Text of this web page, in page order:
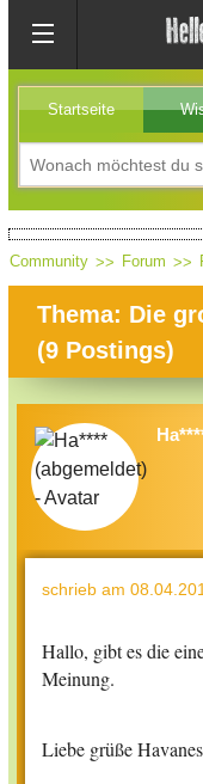
Startseite
Community Forum
Thema: Die
(9 Postings)
schrieb am
Hallo, gibt es die
Meinung.
Liebe grüße